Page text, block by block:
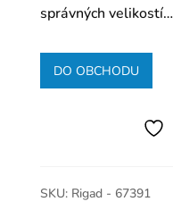
správných velikostí…
DO OBCHODU
SKU: Rigad - 67391